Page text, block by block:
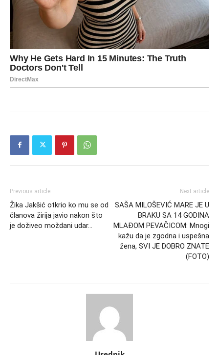
Previous article
Žika Jakšić otkrio ko mu se od
članova žirija javio nakon što
je doživeo moždani udar…
Next article
SAŠA MILOŠEVIĆ MARE JE U
BRAKU SA 14 GODINA
MLAĐOM PEVAČICOM: Mnogi
kažu da je zgodna i uspešna
žena, SVI JE DOBRO ZNATE
(FOTO)